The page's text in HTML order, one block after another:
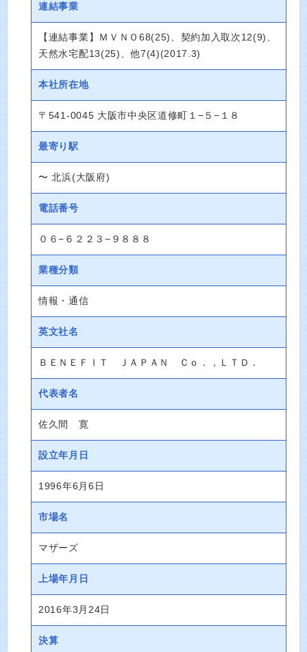
連結事業
【連結事業】ＭＶＮＯ68(25)、契約加入取次12(9)、
天然水宅配13(25)、他7(4)(2017.3)
本社所在地
〒541-0045 大阪市中央区道修町１−５−１８
最寄り駅
〜 北浜(大阪府)
電話番号
０６−６２２３−９８８８
業種分類
情報・通信
英文社名
ＢＥＮＥＦＩＴ ＪＡＰＡＮ Ｃｏ．，ＬＴＤ．
代表者名
佐久間 寛
設立年月日
1996年6月6日
市場名
マザーズ
上場年月日
2016年3月24日
決算